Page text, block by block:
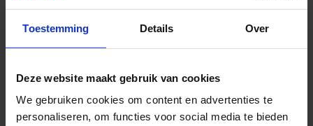
Toestemming Details Over
Deze website maakt gebruik van cookies
We gebruiken cookies om content en advertenties te
personaliseren, om functies voor social media te bieden